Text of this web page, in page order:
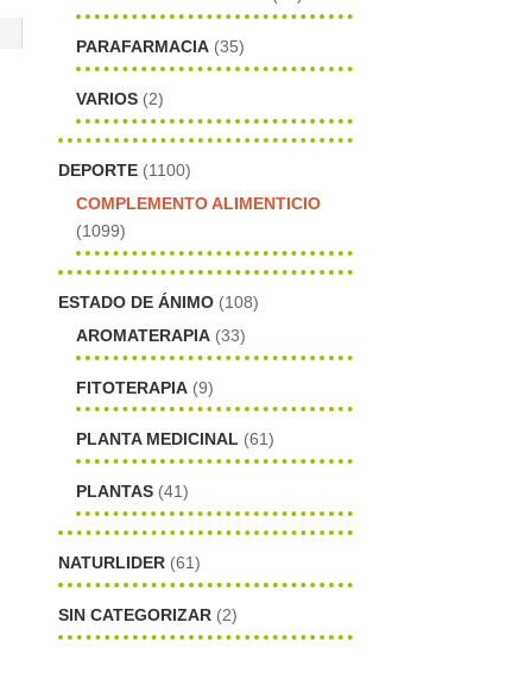
PARAFARMACIA (35)
VARIOS (2)
DEPORTE (1100)
COMPLEMENTO ALIMENTICIO
(1099)
ESTADO DE ÁNIMO (108)
AROMATERAPIA (33)
FITOTERAPIA (9)
PLANTA MEDICINAL (61)
PLANTAS (41)
NATURLIDER (61)
SIN CATEGORIZAR (2)